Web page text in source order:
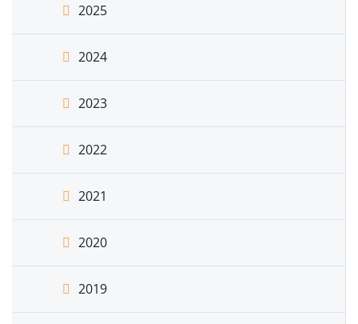
2025
2024
2023
2022
2021
2020
2019